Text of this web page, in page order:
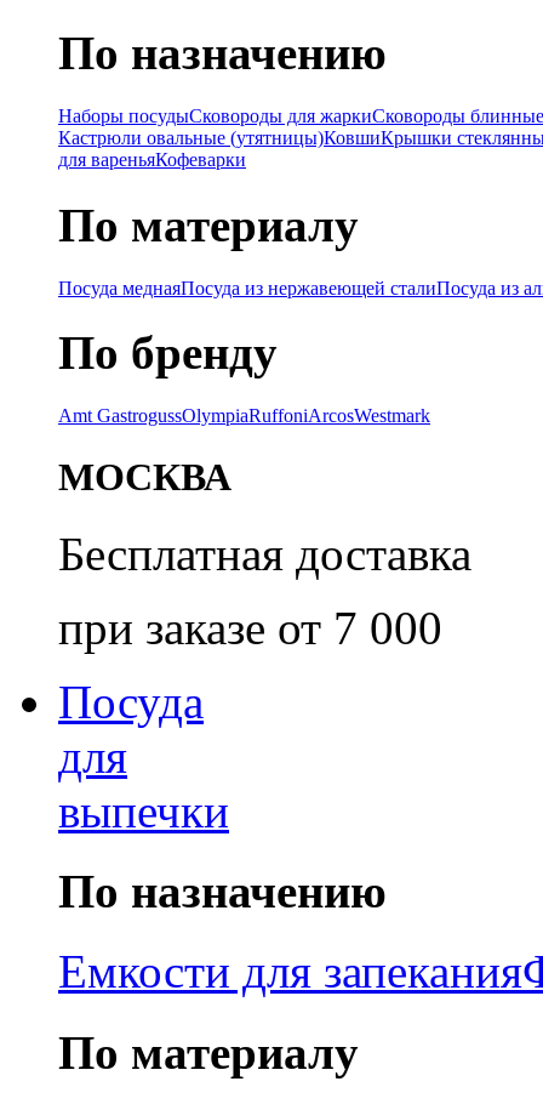
По назначению
Наборы посудыСковороды для жаркиСковороды блинные
Кастрюли овальные (утятницы)КовшиКрышки
для вареньяКофеварки
По материалу
Посуда меднаяПосуда из нержавеющей сталиПосуда из
По бренду
Amt GastrogussOlympiaRuffoniArcosWestmark
МОСКВА
Бесплатная доставка
при заказе от 7 000
Посуда
для
выпечки
По назначению
Емкости для запекания
По материалу